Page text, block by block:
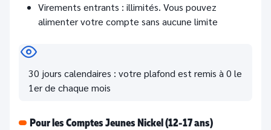
Virements entrants : illimités. Vous pouvez
alimenter votre compte sans aucune limite
30 jours calendaires : votre plafond est remis à 0 le
1er de chaque mois
Pour les Comptes Jeunes Nickel (12-17 ans)